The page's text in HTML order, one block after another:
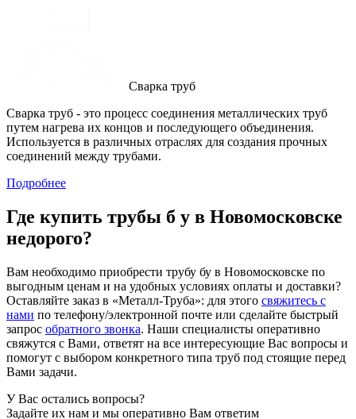
Сварка труб
Сварка труб - это процесс соединения металлических труб
путем нагрева их концов и последующего объединения.
Используется в различных отраслях для создания прочных
соединений между трубами.
Подробнее
Где купить трубы б у в Новомосковске
недорого?
Вам необходимо приобрести трубу бу в Новомосковске по
выгодным ценам и на удобных условиях оплаты и доставки?
Оставляйте заказ в «Металл-Труба»: для этого свяжитесь с
нами по телефону/электронной почте или сделайте быстрый
запрос обратного звонка. Наши специалисты оперативно
свяжутся с Вами, ответят на все интересующие Вас вопросы и
помогут с выбором конкретного типа труб под стоящие перед
Вами задачи.
У Вас остались вопросы?
Задайте их нам и мы оперативно Вам ответим